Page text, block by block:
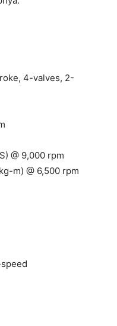
4-valves, 2-
@ 9,000 rpm
m) @ 6,500 rpm